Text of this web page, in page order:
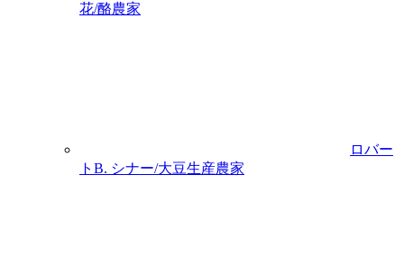
花/酪農家
ロバー
トB. シナー/大豆生産農家